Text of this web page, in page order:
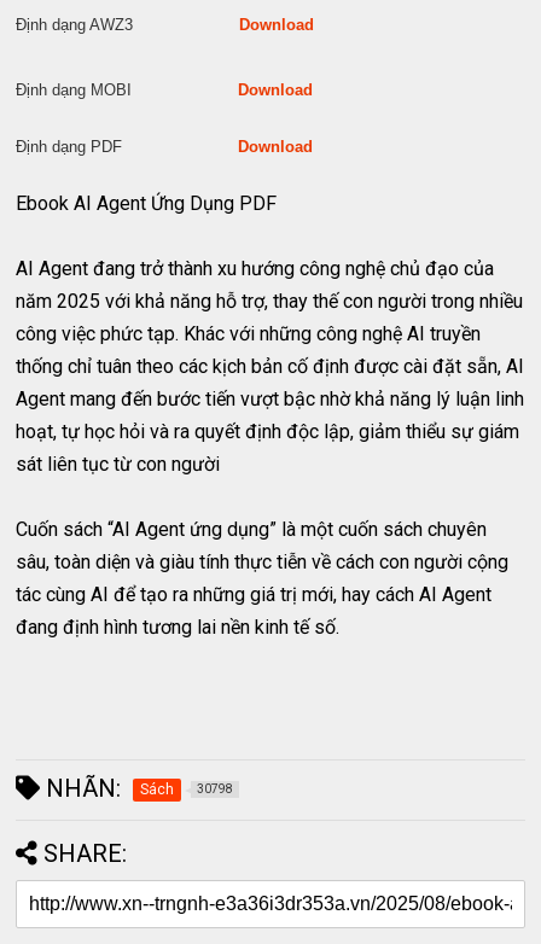
Định dạng AWZ3Download
Định dạng MOBIDownload
Định dạng PDFDownload
Ebook AI Agent Ứng Dụng PDF
AI Agent đang trở thành xu hướng công nghệ chủ đạo của
năm 2025 với khả năng hỗ trợ, thay thế con người trong nhiều
công việc phức tạp. Khác với những công nghệ AI truyền
thống chỉ tuân theo các kịch bản cố định được cài đặt sẵn, AI
Agent mang đến bước tiến vượt bậc nhờ khả năng lý luận linh
hoạt, tự học hỏi và ra quyết định độc lập, giảm thiểu sự giám
sát liên tục từ con người
Cuốn sách “AI Agent ứng dụng” là một cuốn sách chuyên
sâu, toàn diện và giàu tính thực tiễn về cách con người cộng
tác cùng AI để tạo ra những giá trị mới, hay cách AI Agent
đang định hình tương lai nền kinh tế số.
NHÃN: Sách 30798
SHARE: